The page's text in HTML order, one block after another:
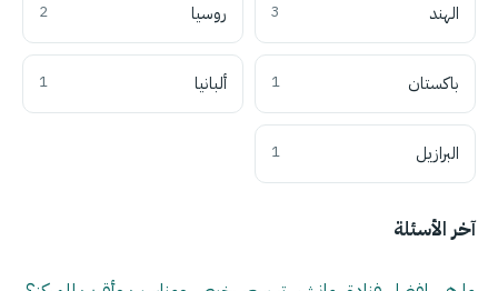
الهند 3 روسيا 2
باكستان 1 ألبانيا 1
البرازيل 1
آخر الأسئلة